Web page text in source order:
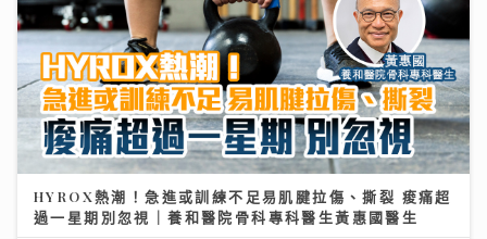
HYROX熱潮！急進或訓練不足易肌腱拉傷、撕裂 痠痛超
過一星期別忽視｜養和醫院骨科專科醫生黃惠國醫生